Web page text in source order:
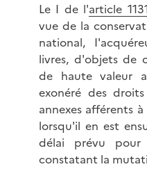
Le I de l'article
vue de la
national,
livres, d'objets de
de haute valeur
exonéré des
annexes afférents
lorsqu'il en est
délai prévu pour
constatant la